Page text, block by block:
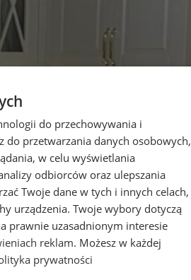
do przechowywania i
przetwarzania danych osobowych,
w celu wyświetlania
odbiorców oraz ulepszania
Twoje dane w tych i innych celach,
urządzenia. Twoje wybory dotyczą
prawnie uzasadnionym interesie
reklam. Możesz w każdej
prywatności